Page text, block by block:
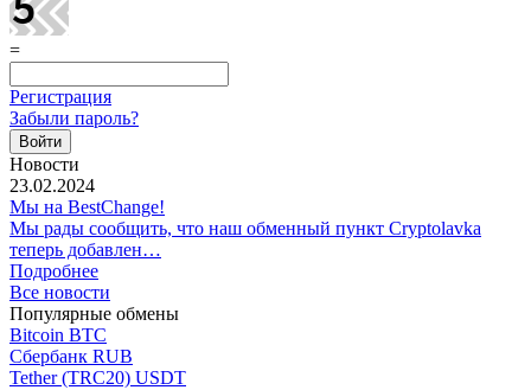
=
Регистрация
Забыли пароль?
Новости
23.02.2024
Мы на BestChange!
Мы рады сообщить, что наш обменный пункт Cryptolavka
теперь добавлен…
Подробнее
Все новости
Популярные обмены
Bitcoin BTC
Сбербанк RUB
Tether (TRC20) USDT